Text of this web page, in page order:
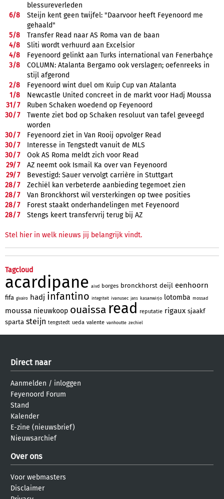
blessureverleden
6/8
Steijn kent geen twijfel: "Daarvoor heeft Feyenoord me
gehaald"
5/8
Transfer Read naar AS Roma van de baan
4/8
Sliti wordt verhuurd aan Excelsior
4/8
Feyenoord gelinkt aan Turks international van Fenerbahçe
3/8
COLUMN: Atalanta Bergamo ook verslagen; oefenreeks in
stijl afgerond
2/8
Feyenoord wint duel om Kuip Cup van Atalanta
1/8
Newcastle United concreet in de markt voor Hadj Moussa
31/7
Ruben Schaken woedend op Feyenoord
30/7
Twente ziet bod op Schaken resoluut van tafel geveegd
worden
30/7
Feyenoord ziet in Van Rooij opvolger Read
30/7
Interesse in Tengstedt vanuit de MLS
30/7
Ook AS Roma meldt zich voor Read
29/7
AZ neemt ook Ismail Ka over van Feyenoord
29/7
Bevestigd: Sauer vervolgt carrière in Stuttgart
28/7
Zechiël kan verbeterde aanbieding tegemoet zien
28/7
Van Bronckhorst wil versterkingen op twee posities
28/7
Forest staakt onderhandelingen met Feyenoord
28/7 Stengs keert transfervrij terug bij AZ
Stel hier in welk nieuws jij belangrijk vindt.
Tagcloud
acardipane aivd borges bronckhorst deijl eenhoorn
fifa givairo hadj infantino integriteit ivanusec jans kasanwirjo lotomba mossad
moussa nieuwkoop ouaissa read reputatie rigaux sjaakf
sparta steijn tengstedt ueda valente vanhoutte zechiel
Direct naar
Aanmelden / inloggen
Feyenoord Forum
Stand
Kalender
E-zine (nieuwsbrief)
Nieuwsarchief
Over ons
Voor webmasters
Disclaimer